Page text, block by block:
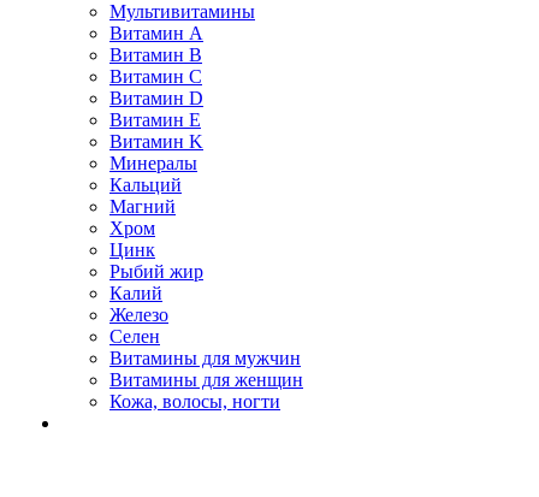
Мультивитамины
Витамин A
Витамин B
Витамин C
Витамин D
Витамин E
Витамин K
Минералы
Кальций
Магний
Хром
Цинк
Рыбий жир
Калий
Железо
Селен
Витамины для мужчин
Витамины для женщин
Кожа, волосы, ногти